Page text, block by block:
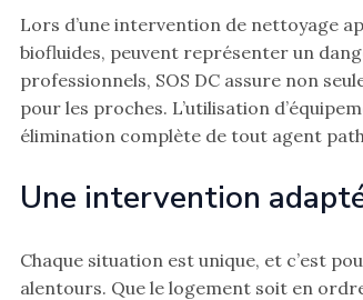
Lors d’une intervention de nettoyage
biofluides, peuvent représenter un
professionnels, SOS DC assure non
pour les proches. L’utilisation
élimination complète de tout agent
Une intervention
Chaque situation est unique, et c’est
alentours. Que le logement soit en